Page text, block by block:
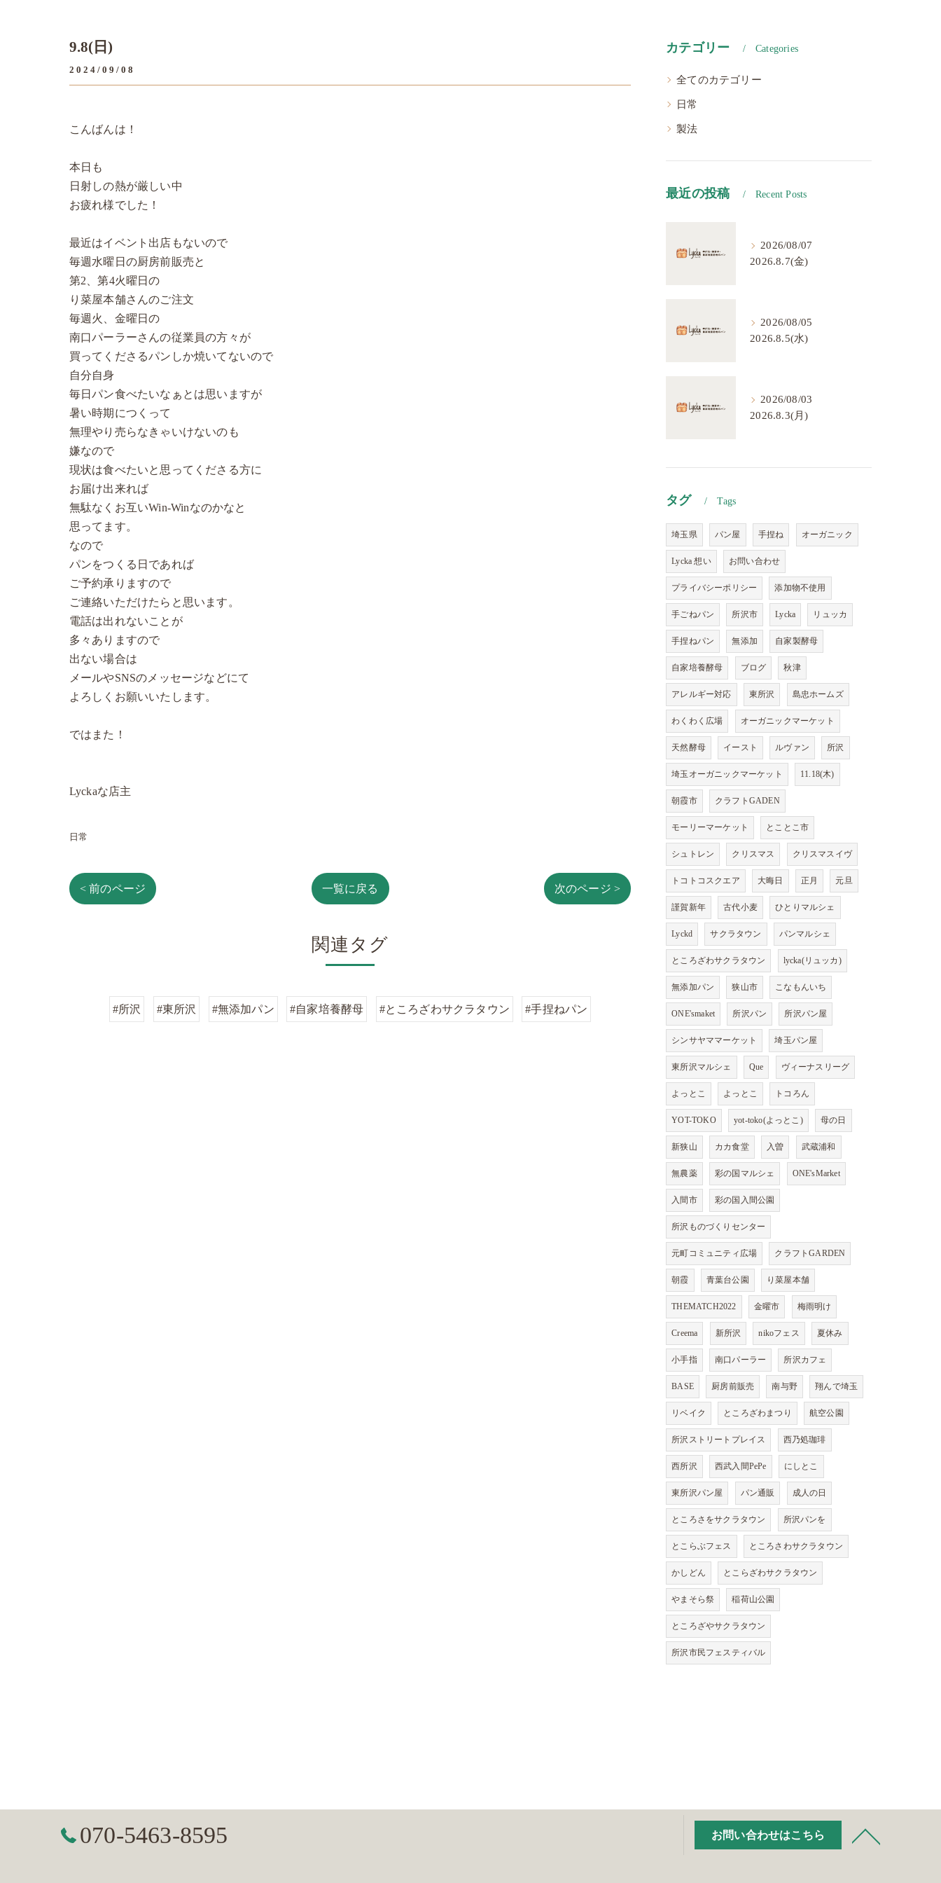
9.8(日)
2024/09/08
こんばんは！
本日も
日射しの熱が厳しい中
お疲れ様でした！
最近はイベント出店もないので
毎週水曜日の厨房前販売と
第2、第4火曜日の
り菜屋本舗さんのご注文
毎週火、金曜日の
南口パーラーさんの従業員の方々が
買ってくださるパンしか焼いてないので
自分自身
毎日パン食べたいなぁとは思いますが
暑い時期につくって
無理やり売らなきゃいけないのも
嫌なので
現状は食べたいと思ってくださる方に
お届け出来れば
無駄なくお互いWin-Winなのかなと
思ってます。
なので
パンをつくる日であれば
ご予約承りますので
ご連絡いただけたらと思います。
電話は出れないことが
多々ありますので
出ない場合は
メールやSNSのメッセージなどにて
よろしくお願いいたします。
ではまた！
Lyckaな店主
日常
< 前のページ 一覧に戻る 次のページ >
関連タグ
#所沢 #東所沢 #無添加パン #自家培養酵母 #ところざわサクラタウン #手捏ねパン
カテゴリー Categories
全てのカテゴリー
日常
製法
最近の投稿 Recent Posts
2026/08/07
2026.8.7(金)
2026/08/05
2026.8.5(水)
2026/08/03
2026.8.3(月)
タグ Tags
埼玉県 パン屋 手捏ね オーガニック
Lycka 想い お問い合わせ
プライバシーポリシー 添加物不使用
手ごねパン 所沢市 Lycka リュッカ
手捏ねパン 無添加 自家製酵母
自家培養酵母 ブログ 秋津
アレルギー対応 東所沢 島忠ホームズ
わくわく広場 オーガニックマーケット
天然酵母 イースト ルヴァン 所沢
埼玉オーガニックマーケット 11.18(木)
朝霞市 クラフトGADEN
モーリーマーケット とことこ市
シュトレン クリスマス クリスマスイヴ
トコトコスクエア 大晦日 正月 元旦
謹賀新年 古代小麦 ひとりマルシェ
Lyckd サクラタウン パンマルシェ
ところざわサクラタウン lycka(リュッカ)
無添加パン 狭山市 こなもんいち
ONE'smaket 所沢パン 所沢パン屋
シンサヤママーケット 埼玉パン屋
東所沢マルシェ Que ヴィーナスリーグ
よっとこ よっとこ トコろん
YOT-TOKO yot-toko(よっとこ) 母の日
新狭山 カカ食堂 入曽 武蔵浦和
無農薬 彩の国マルシェ ONE'sMarket
入間市 彩の国入間公園
所沢ものづくりセンター
元町コミュニティ広場 クラフトGARDEN
朝霞 青葉台公園 り菜屋本舗
THEMATCH2022 金曜市 梅雨明け
Creema 新所沢 nikoフェス 夏休み
小手指 南口パーラー 所沢カフェ
BASE 厨房前販売 南与野 翔んで埼玉
リベイク ところざわまつり 航空公園
所沢ストリートプレイス 西乃処珈琲
西所沢 西武入間PePe にしとこ
東所沢パン屋 パン通販 成人の日
ところさをサクラタウン 所沢パンを
とこらぶフェス ところさわサクラタウン
かしどん とこらざわサクラタウン
やまそら祭 稲荷山公園
ところざやサクラタウン
所沢市民フェスティバル
070-5463-8595 お問い合わせはこちら